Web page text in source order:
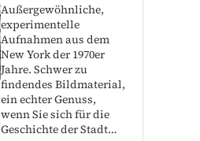
Außergewöhnliche,
experimentelle
Aufnahmen aus dem
New York der 1970er
Jahre. Schwer zu
findendes Bildmaterial,
ein echter Genuss,
wenn Sie sich für die
Geschichte der Stadt…